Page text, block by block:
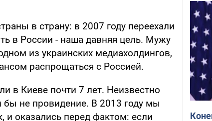
в страну: в 2007 году переехали
в России - наша давняя цель. Мужу
из украинских медиахолдингов,
распрощаться с Россией.
в Киеве почти 7 лет. Неизвестно
не провидение. В 2013 году мы
и оказались перед фактом: если